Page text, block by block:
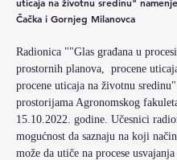
Čačka i Gornjeg Milanovca
Radionica ""Glas građana u
prostornih planova,  procene
procene uticaja na životnu
prostorijama Agronomskog
15.10.2022. godine. Učesnici
mogućnost da saznaju na koji
može da utiče na procese